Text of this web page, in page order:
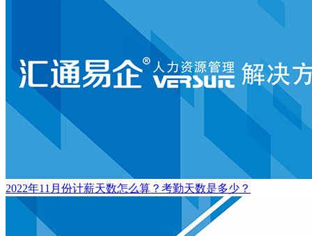
2022年11月份计薪天数怎么算？考勤天数是多少？